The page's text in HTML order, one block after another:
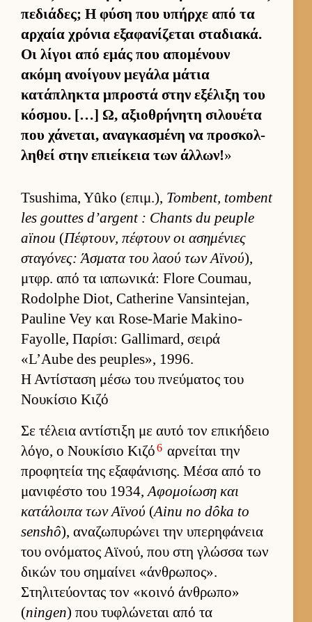
πεδιάδες; Η φύση που υπήρχε από τα
αρ­χαία χρόνια εξαφανίζεται σταδια­κά.
Οι λίγοι από εμάς που απομένουν
ακόμη ανοί­γουν μεγάλα μάτια
κατάπληκτα μπροστά στην εξέλιξη του
κόσμου. […] Ω, αξιο­θρήνητη σιλου­έτα
που χάνεται, αναγκασμένη να προσκολ­
ληθεί στην επιεί­κεια των άλ­λων!»
Tsushima, Yûko (επιμ.), Tombent, tombent
les gouttes d’argent : Chants du peuple
aïnou (Πέφτουν, πέφτουν οι ασημένιες
σταγόνες: Άσματα του λαού των Αϊνού),
μτ­φρ. από τα ια­πωνικά: Flore Coumau,
Rodolphe Diot, Catherine Vansintejan,
Pauline Vey και Rose-Marie Makino-
Fayolle, Παρίσι: Gallimard, σειρά
«L’Aube des peuples», 1996.
Η Αντίσταση μέσω του πνεύματος του
Νουκίσιο Κιζό
Σε τέλεια αντίστιξη με αυτό τον επικήδειο
λόγο, ο Νου­κίσιο Κιζό6 αρ­νεί­ται την
προφητεία της εξαφάνισης. Μέσα από το
μανιφέστο του 1934,Αφομοί­ωση και
κατάλοιπα των Αϊνού (Ainu no dôka to
senshô), αναζωπυρώνει την υπερηφάνεια
του ονόματος Αϊνού, που στη γλώσσα των
δικών του σημαί­νει «άν­θρωπος».
Στηλιτεύ­οντας τον «κοινό άν­θρωπο»
(ningen) που τυφλώνεται από τα